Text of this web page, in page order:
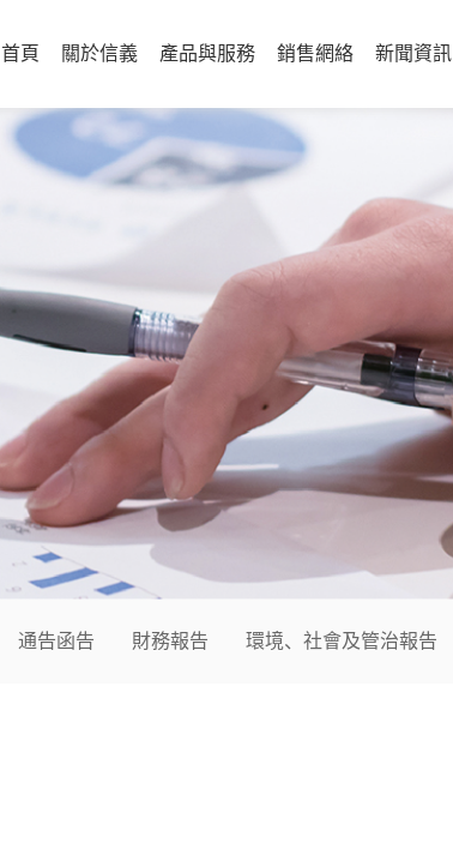
首頁 關於信義 產品與服務 銷售網絡 新聞資訊
通告函告 財務報告 環境、社會及管治報告